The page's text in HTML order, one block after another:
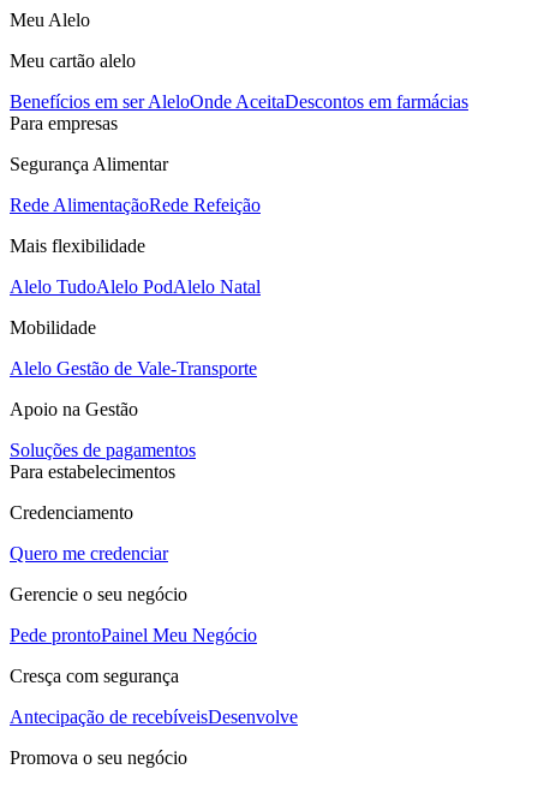
Meu Alelo
Meu cartão alelo
Benefícios em ser AleloOnde AceitaDescontos em farmácias
Para empresas
Segurança Alimentar
Rede AlimentaçãoRede Refeição
Mais flexibilidade
Alelo TudoAlelo PodAlelo Natal
Mobilidade
Alelo Gestão de Vale-Transporte
Apoio na Gestão
Soluções de pagamentos
Para estabelecimentos
Credenciamento
Quero me credenciar
Gerencie o seu negócio
Pede prontoPainel Meu Negócio
Cresça com segurança
Antecipação de recebíveisDesenvolve
Promova o seu negócio